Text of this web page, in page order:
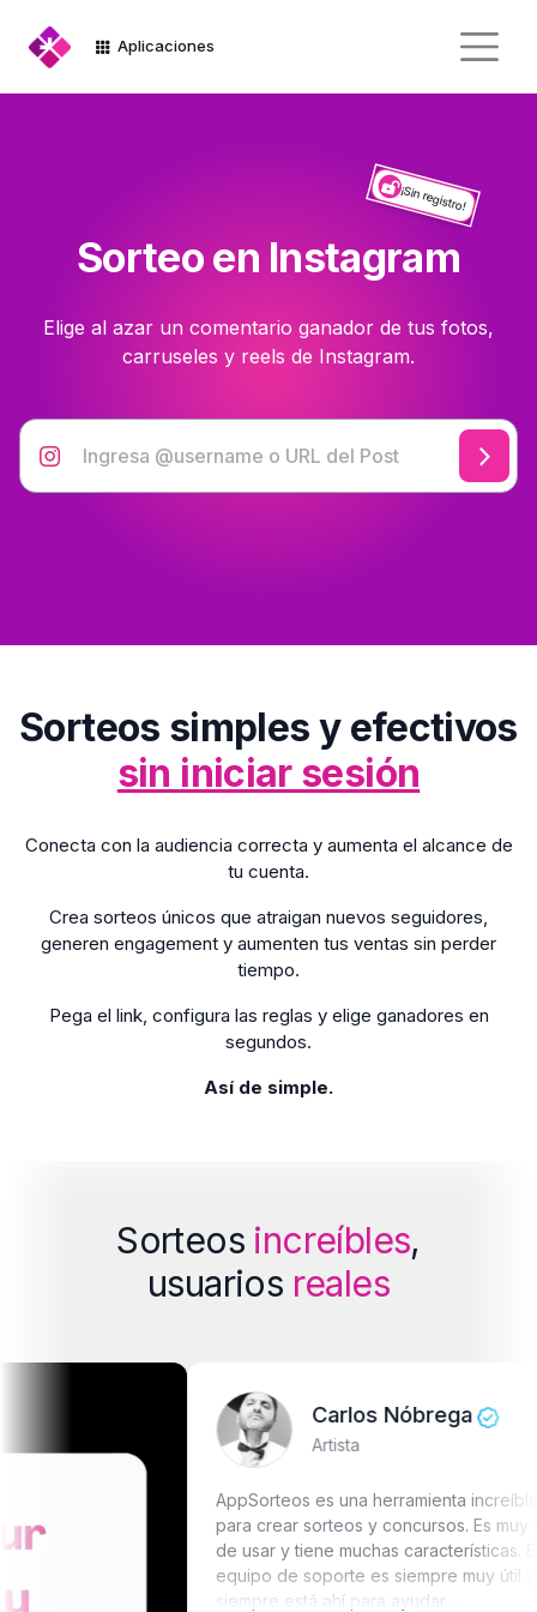
Aplicaciones
Sorteo en Instagram
¡Sin registro!
Elige al azar un comentario ganador de tus fotos,
carruseles y reels de Instagram.
Sorteos simples y efectivos
sin iniciar sesión
Conecta con la audiencia correcta y aumenta el alcance de
tu cuenta.
Crea sorteos únicos que atraigan nuevos seguidores,
generen engagement y aumenten tus ventas sin perder
tiempo.
Pega el link, configura las reglas y elige ganadores en
segundos.
Así de simple.
Sorteos increíbles,
usuarios reales
Carlos Nóbrega
Artista
AppSorteos es una herramienta increíble
para crear sorteos y concursos. Es muy fácil
de usar y tiene muchas características. El
equipo de soporte es siempre muy útil y
siempre está ahí para ayudar.